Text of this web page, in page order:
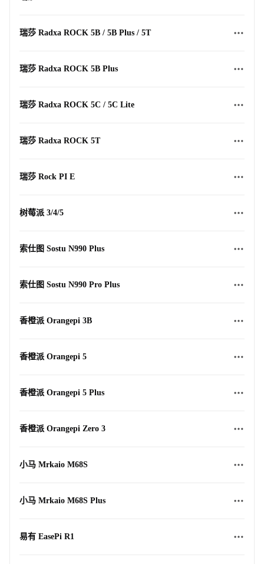
瑞莎 Radxa ROCK 5B / 5B Plus / 5T
瑞莎 Radxa ROCK 5B Plus
瑞莎 Radxa ROCK 5C / 5C Lite
瑞莎 Radxa ROCK 5T
瑞莎 Rock PI E
树莓派 3/4/5
索仕图 Sostu N990 Plus
索仕图 Sostu N990 Pro Plus
香橙派 Orangepi 3B
香橙派 Orangepi 5
香橙派 Orangepi 5 Plus
香橙派 Orangepi Zero 3
小马 Mrkaio M68S
小马 Mrkaio M68S Plus
易有 EasePi R1